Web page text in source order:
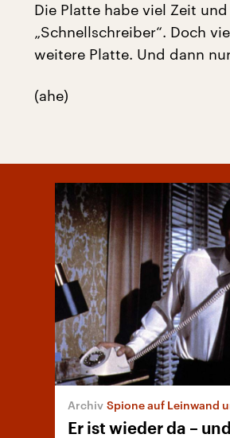
Die Platte habe viel Zeit
„Schnellschreiber“. Doch
weitere Platte. Und dann
(ahe)
Spione auf Leinwand
Er ist wieder da –